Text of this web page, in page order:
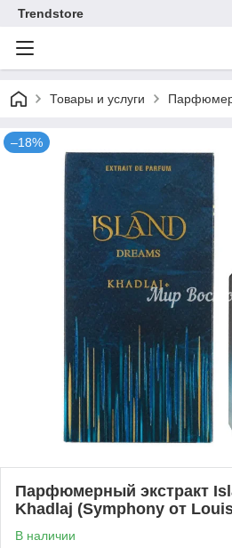
Trendstore
Товары и услуги
–18%
Парфюмерный экстракт
Khadlaj (Symphony от
В наличии